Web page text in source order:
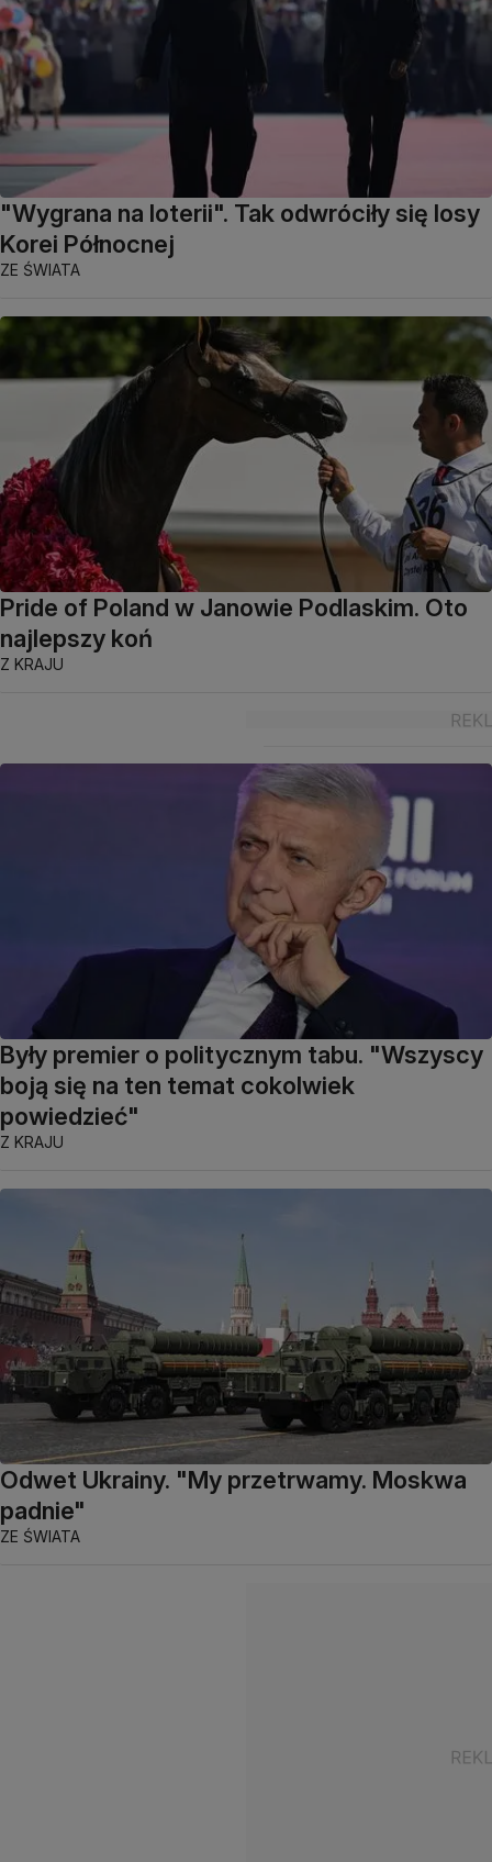
"Wygrana na loterii". Tak odwróciły się losy
Korei Północnej
ZE ŚWIATA
Pride of Poland w Janowie Podlaskim. Oto
najlepszy koń
Z KRAJU
Były premier o politycznym tabu. "Wszyscy
boją się na ten temat cokolwiek
powiedzieć"
Z KRAJU
Odwet Ukrainy. "My przetrwamy. Moskwa
padnie"
ZE ŚWIATA